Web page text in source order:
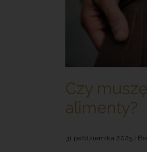
Czy
alimenty?
31 października 2025